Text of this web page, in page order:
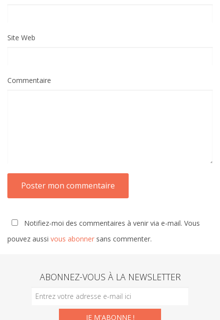
Site Web
Commentaire
Notifiez-moi des commentaires à venir via e-mail. Vous
pouvez aussi vous abonner sans commenter.
ABONNEZ-VOUS À LA NEWSLETTER